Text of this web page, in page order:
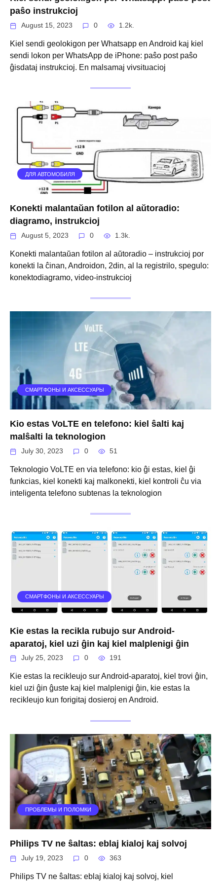
paŝo instrukcioj
August 15, 2023 0 1.2k.
Kiel sendi geolokigon per Whatsapp en Android kaj kiel
sendi lokon per WhatsApp de iPhone: paŝo post paŝo
ĝisdataj instrukcioj. En malsamaj vivsituacioj
ДЛЯ АВТОМОБИЛЯ
Konekti malantaŭan fotilon al aŭtoradio:
diagramo, instrukcioj
August 5, 2023 0 1.3k.
Konekti malantaŭan fotilon al aŭtoradio – instrukcioj por
konekti la ĉinan, Androidon, 2din, al la registrilo, spegulo:
konektodiagramo, video-instrukcioj
СМАРТФОНЫ И АКСЕССУАРЫ
Kio estas VoLTE en telefono: kiel ŝalti kaj
malŝalti la teknologion
July 30, 2023 0 51
Teknologio VoLTE en via telefono: kio ĝi estas, kiel ĝi
funkcias, kiel konekti kaj malkonekti, kiel kontroli ĉu via
inteligenta telefono subtenas la teknologion
СМАРТФОНЫ И АКСЕССУАРЫ
Kie estas la recikla rubujo sur Android-
aparatoj, kiel uzi ĝin kaj kiel malplenigi ĝin
July 25, 2023 0 191
Kie estas la recikleujo sur Android-aparatoj, kiel trovi ĝin,
kiel uzi ĝin ĝuste kaj kiel malplenigi ĝin, kie estas la
recikleujo kun forigitaj dosieroj en Android.
ПРОБЛЕМЫ И ПОЛОМКИ
Philips TV ne ŝaltas: eblaj kialoj kaj solvoj
July 19, 2023 0 363
Philips TV ne ŝaltas: eblaj kialoj kaj solvoj, kiel